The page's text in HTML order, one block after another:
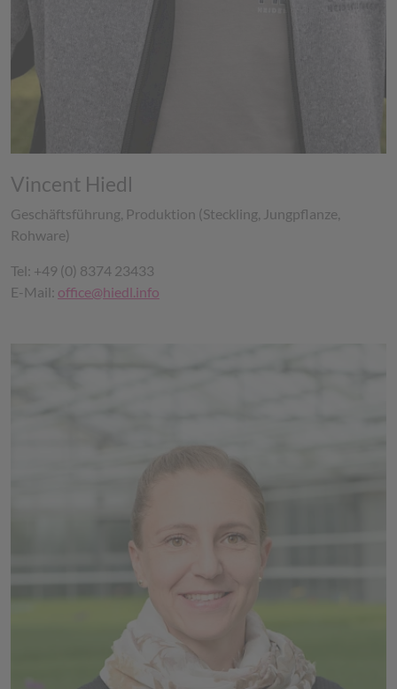
Vincent Hiedl
Geschäftsführung, Produktion (Steckling, Jungpflanze,
Rohware)
Tel: +49 (0) 8374 23433
E-Mail: office@hiedl.info